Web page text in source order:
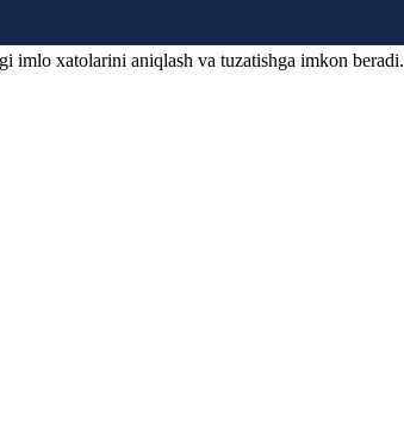
imlo xatolarini aniqlash va tuzatishga imkon beradi.